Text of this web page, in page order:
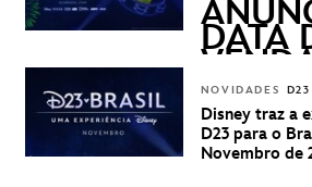
DATA
PARA
UMA
NOVIDADES D23
Disney traz a
D23 para o
Novembro de